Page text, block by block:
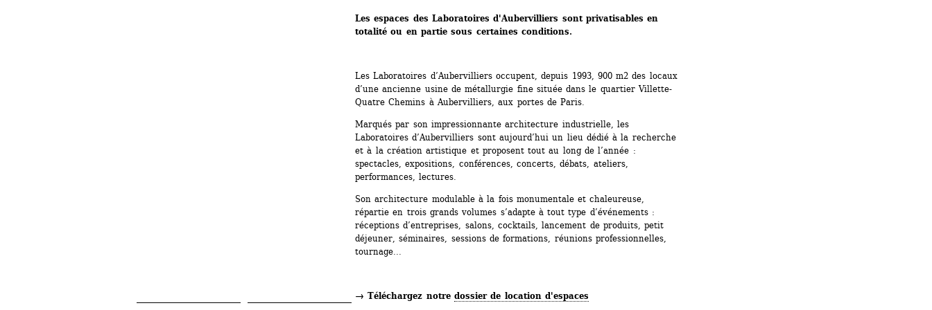
Les espaces des Laboratoires d'Aubervilliers sont privatisables en
totalité ou en partie sous certaines conditions.
Les Laboratoires d’Aubervilliers occupent, depuis 1993, 900 m2 des locaux
d’une ancienne usine de métallurgie fine située dans le quartier Villette-
Quatre Chemins à Aubervilliers, aux portes de Paris.
Marqués par son impressionnante architecture industrielle, les
Laboratoires d’Aubervilliers sont aujourd’hui un lieu dédié à la recherche
et à la création artistique et proposent tout au long de l’année :
spectacles, expositions, conférences, concerts, débats, ateliers,
performances, lectures.
Son architecture modulable à la fois monumentale et chaleureuse,
répartie en trois grands volumes s’adapte à tout type d’événements :
réceptions d’entreprises, salons, cocktails, lancement de produits, petit
déjeuner, séminaires, sessions de formations, réunions professionnelles,
tournage...
→ Téléchargez notre dossier de location d'espaces